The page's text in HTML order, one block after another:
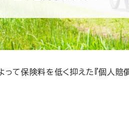
て保険料を低く抑えた『個人賠